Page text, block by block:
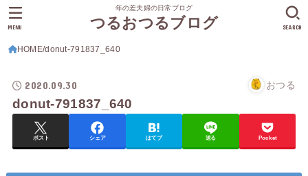
年の差夫婦の日常ブログ
つるおつるブログ SEARCH
MENU
HOME donut-791837_640
2020.09.30 おつる
donut-791837_640
ポスト シェア はてブ 送る Pocket